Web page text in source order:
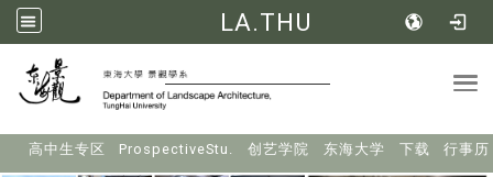
LA.THU
高中生专区 ProspectiveStu. 创艺学院 东海大学 下载 行事历